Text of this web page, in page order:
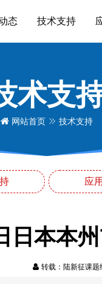
态 技术支持
术支
网站首页 技术支持
应
日本本
转载：陆新征课